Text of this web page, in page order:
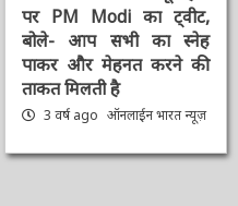
: सरकार के 9 साल पूरे होने
पर PM Modi का ट्वीट,
बोले- आप सभी का स्नेह
ताकत मिलती है